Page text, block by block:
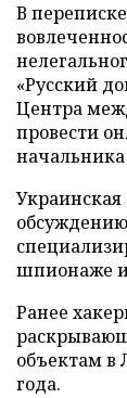
В
«Русский
Центра
провести
шпионаже и
Ранее
объектам в
года.